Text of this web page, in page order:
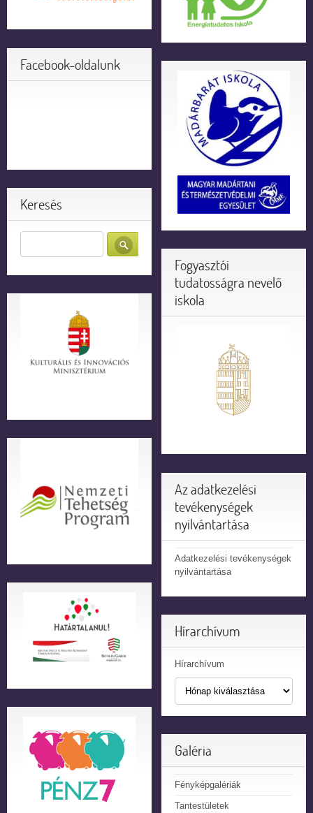
Facebook-oldalunk
Keresés
Fogyasztói
tudatosságra nevelő
iskola
Az adatkezelési
tevékenységek
nyilvántartása
Adatkezelési tevékenységek
nyilvántartása
Hírarchívum
Hírarchívum
Galéria
Fényképgalériák
Tantestületek